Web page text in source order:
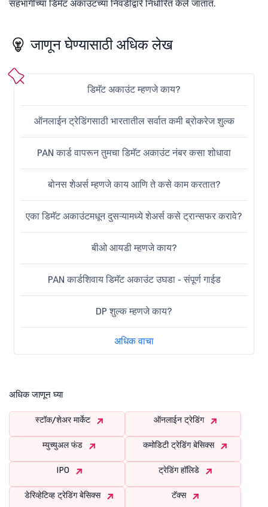
सहभागीच्या डिमॅट अकाउंटच्या निवडीद्वारे निर्धारित केले जातात.
जाणून घेण्यासाठी अधिक लेख
डिमॅट अकाउंट म्हणजे काय?
ऑनलाईन ट्रेडिंगसाठी भारतातील सर्वात कमी ब्रोकरेज शुल्क
PAN कार्ड वापरून तुमचा डिमॅट अकाउंट नंबर कसा शोधावा
बोनस शेअर्स म्हणजे काय आणि ते कसे काम करतात?
एका डिमॅट अकाउंटमधून दुसऱ्यामध्ये शेअर्स कसे ट्रान्सफर करावे?
बीओ आयडी म्हणजे काय?
PAN कार्डशिवाय डिमॅट अकाउंट उघडा - संपूर्ण गाईड
DP शुल्क म्हणजे काय?
अधिक वाचा
अधिक जाणून घ्या
स्टॉक/शेअर मार्केट ऑनलाईन ट्रेडिंग
म्युच्युअल फंड कमोडिटी ट्रेडिंग बेसिक्स
IPO ट्रेडिंग हॉलिडे
डेरिव्हेटिव्ह ट्रेडिंग बेसिक्स टॅक्स